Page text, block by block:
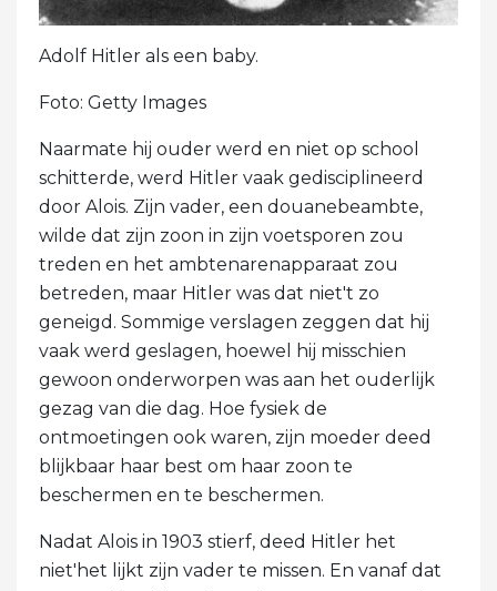
Adolf Hitler als een baby.
Foto: Getty Images
Naarmate hij ouder werd en niet op school
schitterde, werd Hitler vaak gedisciplineerd
door Alois. Zijn vader, een douanebeambte,
wilde dat zijn zoon in zijn voetsporen zou
treden en het ambtenarenapparaat zou
betreden, maar Hitler was dat niet't zo
geneigd. Sommige verslagen zeggen dat hij
vaak werd geslagen, hoewel hij misschien
gewoon onderworpen was aan het ouderlijk
gezag van die dag. Hoe fysiek de
ontmoetingen ook waren, zijn moeder deed
blijkbaar haar best om haar zoon te
beschermen en te beschermen.
Nadat Alois in 1903 stierf, deed Hitler het
niet'het lijkt zijn vader te missen. En vanaf dat